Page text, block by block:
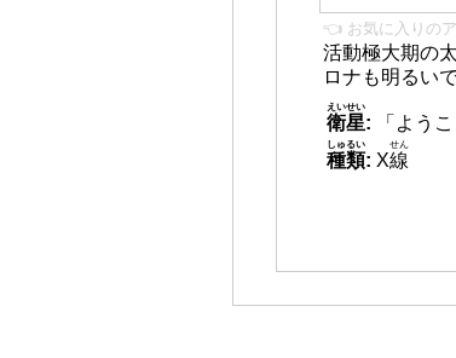
👈 お気に入りの
活動極大期の
ロナも明るいで
衛星
えいせい
:
「ようこ
種類
しゅるい
: X線
せん